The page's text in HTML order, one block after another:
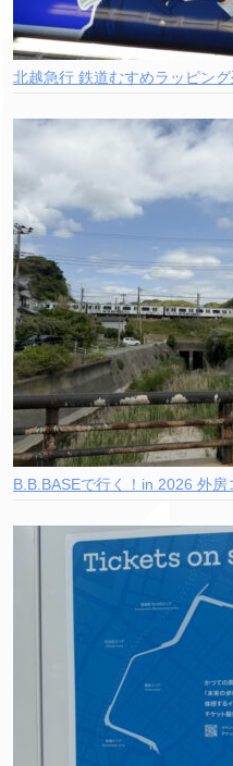
北越急行 鉄道むすめラッピン
B.B.BASEで行く！in 2026 外